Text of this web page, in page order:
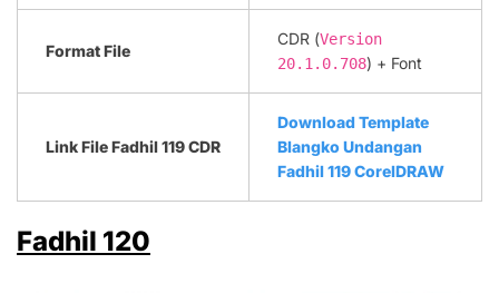
Format File
CDR (Version
20.1.0.708) + Font
Link File Fadhil 119 CDR
Download Template
Blangko Undangan
Fadhil 119 CorelDRAW
Fadhil 120